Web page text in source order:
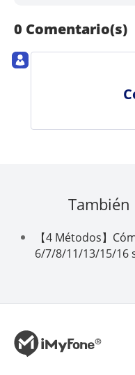
0 Comentario(s)
【4 Métodos】
6/7/8/11/13/15/16